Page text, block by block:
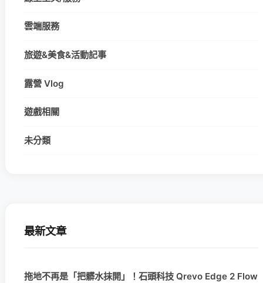
雲端服務
旅遊&美食&活動記事
露營 Vlog
遊戲相關
未分類
最新文章
拖地不再是「把髒水抹開」！石頭科技 Qrevo Edge 2 Flow